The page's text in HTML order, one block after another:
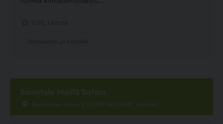
Ravintola Meillä Safars
Aleksanterinkatu 9, 00100 HELSINKI, Helsinki